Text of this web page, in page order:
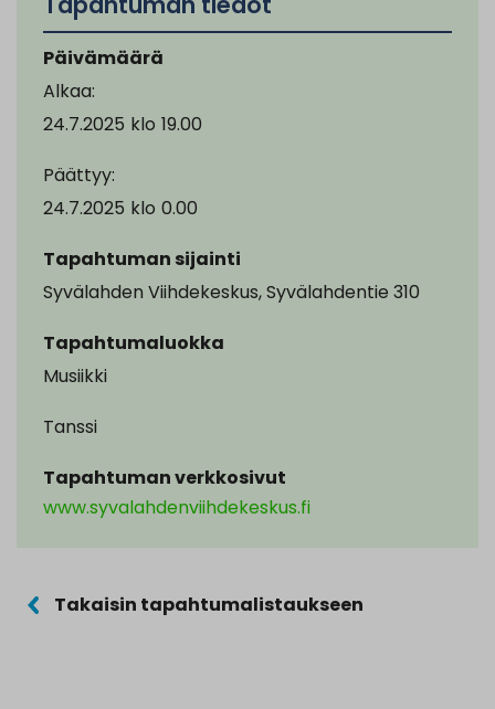
Päivämäärä
Alkaa:
24.7.2025 klo 19.00
Päättyy:
24.7.2025 klo 0.00
Tapahtuman sijainti
Syvälahden Viihdekeskus, Syvälahdentie 310
Tapahtumaluokka
Musiikki
Tanssi
Tapahtuman verkkosivut
www.syvalahdenviihdekeskus.fi
Takaisin tapahtumalistaukseen